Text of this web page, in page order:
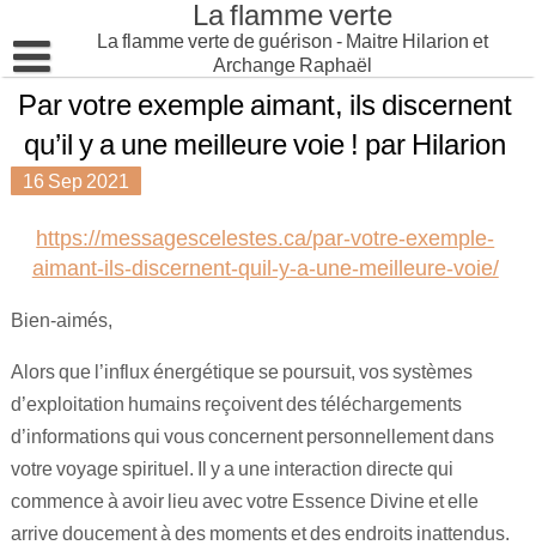
content
La flamme verte
La flamme verte de guérison - Maitre Hilarion et
Archange Raphaël
Accueil
Présentation
Hilarion : « Rayonnez l’Amour dans la Lumière » !
Ouvrir la porte de l’amour inconditionnel ! Message de
Vos peurs de “perdre” ce que vous “croyez posséder” !
Explication : Archange Raphaël !
Charte d’Hilarion – Portail énergétique 999 !
MAITRE D’ASCENSION HILARION ET LE FEMININ
Prières
Prière Archange Saint Raphaël !
Prière à l’archange Raphael !
Méditations
Musique
Angelic Music – Archangel Raphael !
Par votre exemple aimant, ils discernent
qu’il y a une meilleure voie ! par Hilarion
16 Sep 2021
https://messagescelestes.ca/par-votre-exemple-
aimant-ils-discernent-quil-y-a-une-meilleure-voie/
Bien-aimés,
Alors que l’influx énergétique se poursuit, vos systèmes
d’exploitation humains reçoivent des téléchargements
d’informations qui vous concernent personnellement dans
votre voyage spirituel. Il y a une interaction directe qui
commence à avoir lieu avec votre Essence Divine et elle
arrive doucement à des moments et des endroits inattendus.